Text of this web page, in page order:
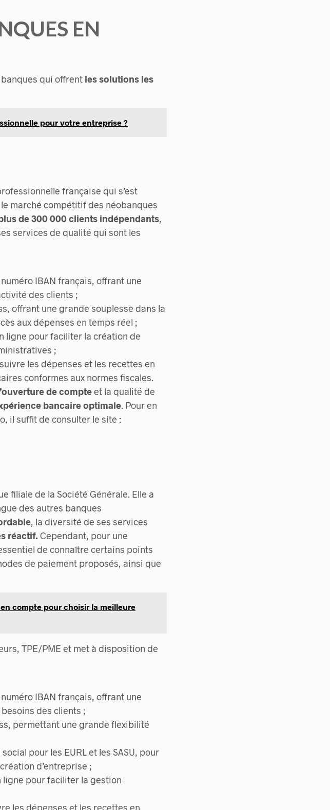
EN
qui offrent les solutions les
pour votre entreprise ?
française qui s’est
marché compétitif des néobanques
de 300 000 clients indépendants,
services de qualité qui sont les
IBAN français, offrant une
des clients ;
offrant une grande souplesse dans la
aux dépenses en temps réel ;
ligne pour faciliter la création de
;
les dépenses et les recettes en
conformes aux normes fiscales.
de compteet la qualité de
bancaire optimale. Pour en
il suffit de consulter le site :
filiale de la Société Générale. Elle a
des autres banques
, la diversité de ses services
réactif. Cependant, pour une
de connaître certains points
de paiement proposés, ainsi que
compte pour choisir la meilleure
TPE/PME et met à disposition de
IBAN français, offrant une
des clients ;
permettant une grande flexibilité
pour les EURL et les SASU, pour
d’entreprise ;
ligne pour faciliter la gestion
les dépenses et les recettes en